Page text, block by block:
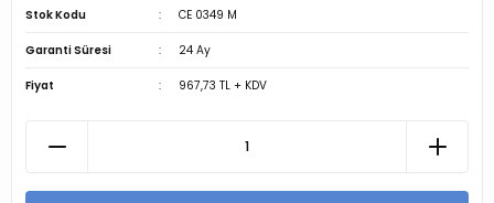
Stok Kodu CE 0349 M
Garanti Süresi 24 Ay
Fiyat 967,73 TL + KDV